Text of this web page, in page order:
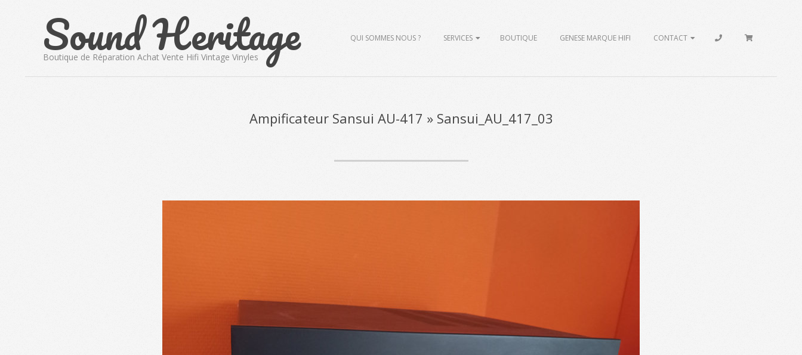
Sound Heritage
Boutique de Réparation Achat Vente Hifi Vintage Vinyles
PrimaryQUI SOMMES NOUS ? SERVICES BOUTIQUE GENESE MARQUE HIFI CONTACT
Ampificateur Sansui AU-417 » Sansui_AU_417_03